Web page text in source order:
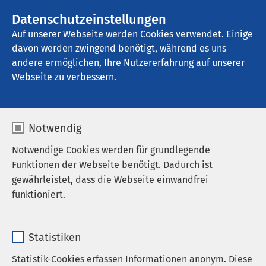
Datenschutzeinstellungen
Auf unserer Webseite werden Cookies verwendet. Einige
davon werden zwingend benötigt, während es uns
andere ermöglichen, Ihre Nutzererfahrung auf unserer
Webseite zu verbessern.
Notwendig
Notwendige Cookies werden für grundlegende
Funktionen der Webseite benötigt. Dadurch ist
gewährleistet, dass die Webseite einwandfrei
funktioniert.
Anbieter sgalinski
Statistiken
Statistik-Cookies erfassen Informationen anonym. Diese
AMEOS Pflege Zentrum Josefinum
Oberhausen
Ihre Aufnahme bei uns
Das AMEOS Pflege Zentrum Josefinum Oberhausen
liegt nahe des Stadtzentrums so dass Sie kurze
Wege für wichtige Besorgungen haben. Es gibt es
mehrere Bäckereien, Metzger und
Drogeriegeschäfte sowie eine Reinigung und
Apotheke – und für kulinarische Abwechslung